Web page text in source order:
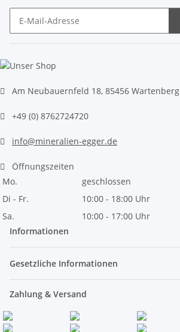
Am Neubauernfeld 18, 85456 Wartenberg
+49 (0) 8762724720
info@mineralien-egger.de
Öffnungszeiten
Mo.
geschlossen
Di - Fr.
10:00 - 18:00 Uhr
Sa.
10:00 - 17:00 Uhr
Informationen
Gesetzliche Informationen
Zahlung & Versand